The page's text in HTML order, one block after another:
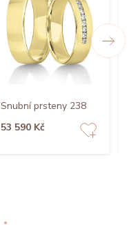
Snubní prsteny 238
53 590 Kč